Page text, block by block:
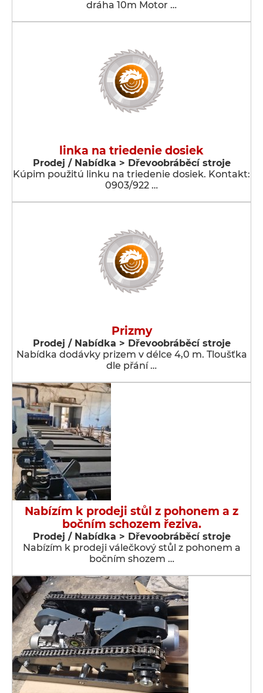
dráha 10m Motor …
linka na triedenie dosiek
Prodej / Nabídka > Dřevoobráběcí stroje
Kúpim použitú linku na triedenie dosiek. Kontakt:
0903/922 …
Prizmy
Prodej / Nabídka > Dřevoobráběcí stroje
Nabídka dodávky prizem v délce 4,0 m. Tloušťka
dle přání …
Nabízím k prodeji stůl z pohonem a z
bočním schozem řeziva.
Prodej / Nabídka > Dřevoobráběcí stroje
Nabízím k prodeji válečkový stůl z pohonem a
bočním shozem …